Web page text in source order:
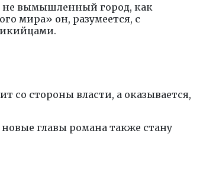
не вымышленный город, как
мира» он, разумеется, с
со стороны власти, а оказывается,
главы романа также стану